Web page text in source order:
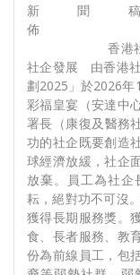
新
香港社企員工
社企發展 由香港
劃2025」於2026年
彩福皇宴（安達中
署長（康復及醫務
功的社企既要創造
球經濟放緩，社企
放棄。員工為社企
耘，絕對功不可沒
獲得長期服務獎。
食、長者服務、教
份為前線員工，包